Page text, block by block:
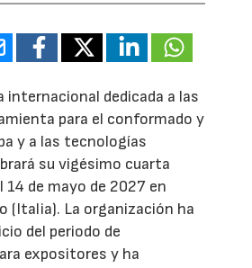
internacional dedicada a las
para el conformado y
y a las tecnologías
su vigésimo cuarta
14 de mayo de 2027 en
(Italia). La organización ha
del periodo de
expositores y ha